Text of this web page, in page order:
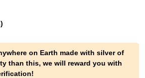
on Earth made with silver of
than this, we will reward you with